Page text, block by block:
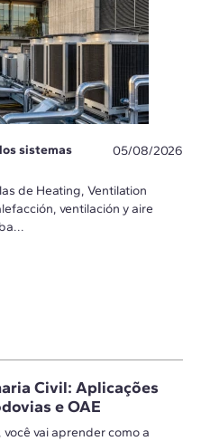
sistemas
05/08/2026
de Heating, Ventilation
ventilación y aire
Civil: Aplicações
e OAE
vai aprender como a